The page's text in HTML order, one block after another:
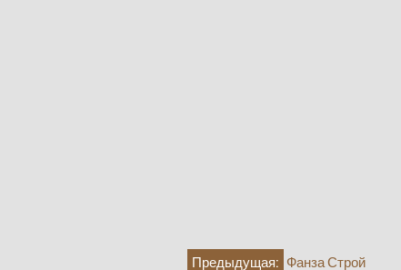
Предыдущая: Фанза Строй